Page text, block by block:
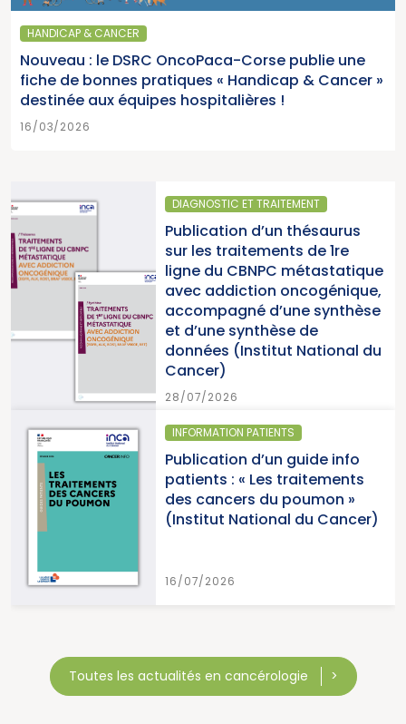
HANDICAP & CANCER
Nouveau : le DSRC OncoPaca-Corse publie une
fiche de bonnes pratiques « Handicap & Cancer »
destinée aux équipes hospitalières !
16/03/2026
DIAGNOSTIC ET TRAITEMENT
Publication d’un thésaurus
sur les traitements de 1re
ligne du CBNPC métastatique
avec addiction oncogénique,
accompagné d’une synthèse
et d’une synthèse de
données (Institut National du
Cancer)
28/07/2026
INFORMATION PATIENTS
Publication d’un guide info
patients : « Les traitements
des cancers du poumon »
(Institut National du Cancer)
16/07/2026
Toutes les actualités en cancérologie